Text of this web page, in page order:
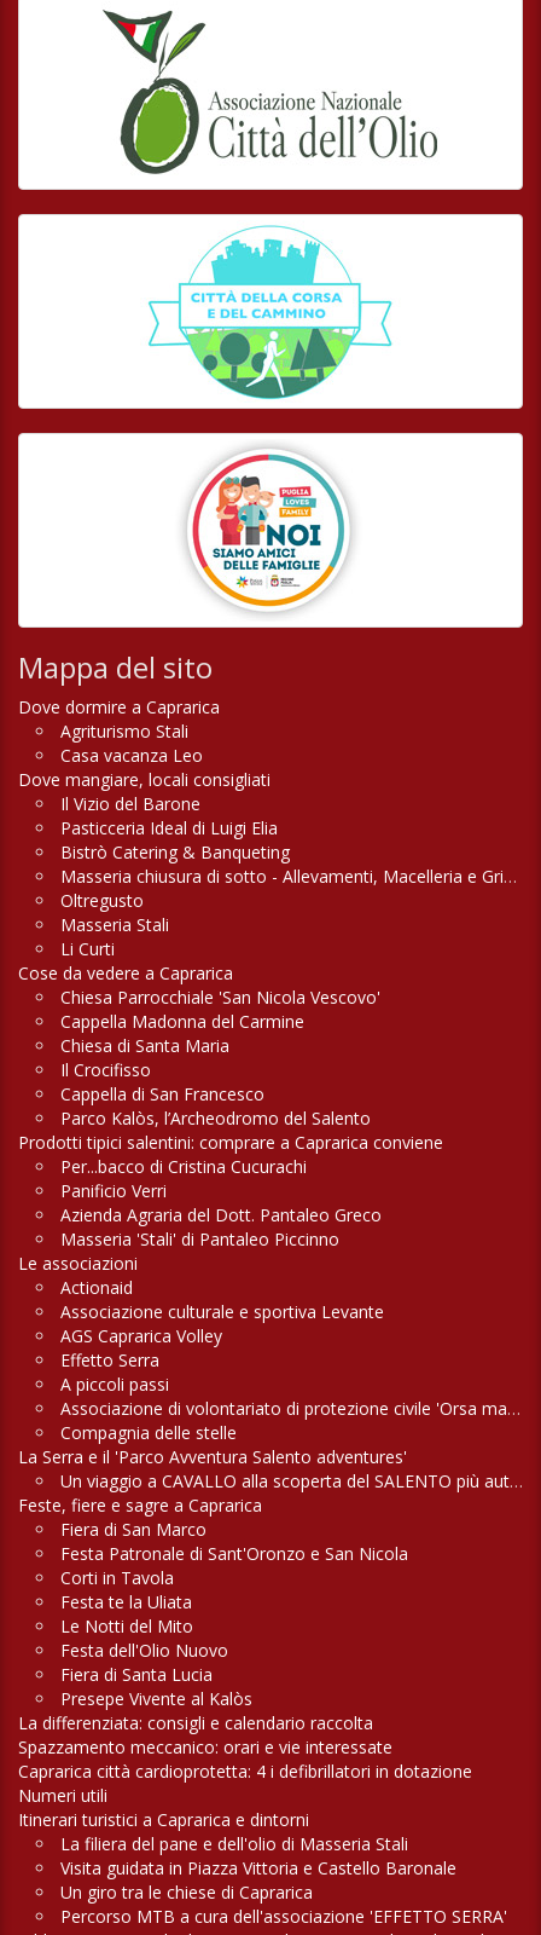
Mappa del sito
Dove dormire a Caprarica
Agriturismo Stali
Casa vacanza Leo
Dove mangiare, locali consigliati
Il Vizio del Barone
Pasticceria Ideal di Luigi Elia
Bistrò Catering & Banqueting
Masseria chiusura di sotto - Allevamenti, Macelleria e Griglieria
Oltregusto
Masseria Stali
Li Curti
Cose da vedere a Caprarica
Chiesa Parrocchiale 'San Nicola Vescovo'
Cappella Madonna del Carmine
Chiesa di Santa Maria
Il Crocifisso
Cappella di San Francesco
Parco Kalòs, l’Archeodromo del Salento
Prodotti tipici salentini: comprare a Caprarica conviene
Per...bacco di Cristina Cucurachi
Panificio Verri
Azienda Agraria del Dott. Pantaleo Greco
Masseria 'Stali' di Pantaleo Piccinno
Le associazioni
Actionaid
Associazione culturale e sportiva Levante
AGS Caprarica Volley
Effetto Serra
A piccoli passi
Associazione di volontariato di protezione civile 'Orsa maggiore'
Compagnia delle stelle
La Serra e il 'Parco Avventura Salento adventures'
Un viaggio a CAVALLO alla scoperta del SALENTO più autentico
Feste, fiere e sagre a Caprarica
Fiera di San Marco
Festa Patronale di Sant'Oronzo e San Nicola
Corti in Tavola
Festa te la Uliata
Le Notti del Mito
Festa dell'Olio Nuovo
Fiera di Santa Lucia
Presepe Vivente al Kalòs
La differenziata: consigli e calendario raccolta
Spazzamento meccanico: orari e vie interessate
Caprarica città cardioprotetta: 4 i defibrillatori in dotazione
Numeri utili
Itinerari turistici a Caprarica e dintorni
La filiera del pane e dell'olio di Masseria Stali
Visita guidata in Piazza Vittoria e Castello Baronale
Un giro tra le chiese di Caprarica
Percorso MTB a cura dell'associazione 'EFFETTO SERRA'